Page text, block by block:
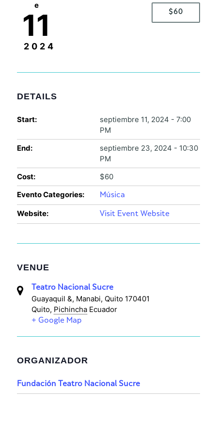
e
11
2024
$60
DETAILS
Start:
septiembre 11, 2024 - 7:00
PM
End:
septiembre 23, 2024 - 10:30
PM
Cost:
$60
Evento Categories:
Música
Website: Visit Event Website
VENUE
Teatro Nacional Sucre
Guayaquil &, Manabi, Quito 170401
Quito, Pichincha Ecuador
+ Google Map
ORGANIZADOR
Fundación Teatro Nacional Sucre